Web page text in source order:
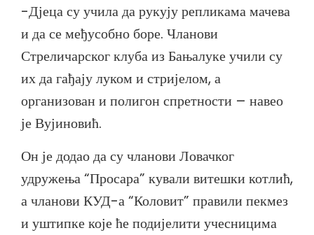
-Дјеца су учила да рукују репликама мачева
и да се међусобно боре. Чланови
Стреличарског клуба из Бањалуке учили су
их да гађају луком и стријелом, а
организован и полигон спретности – навео
је Вујиновић.
Он је додао да су чланови Ловачког
удружења “Просара” кували витешки котлић,
а чланови КУД-а “Коловит” правили пекмез
и уштипке које ће подијелити учесницима